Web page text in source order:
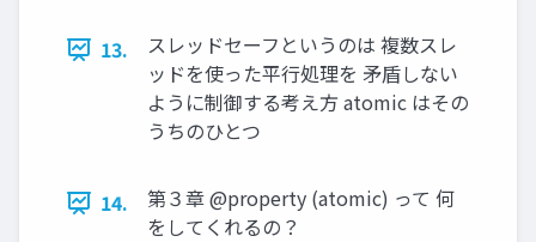
13.
スレッドセーフというのは 複数スレ
ッドを使った平⾏処理を ⽭盾しない
ように制御する考え⽅ atomic はその
うちのひとつ
14.
第３章 @property (atomic) って 何
をしてくれるの？